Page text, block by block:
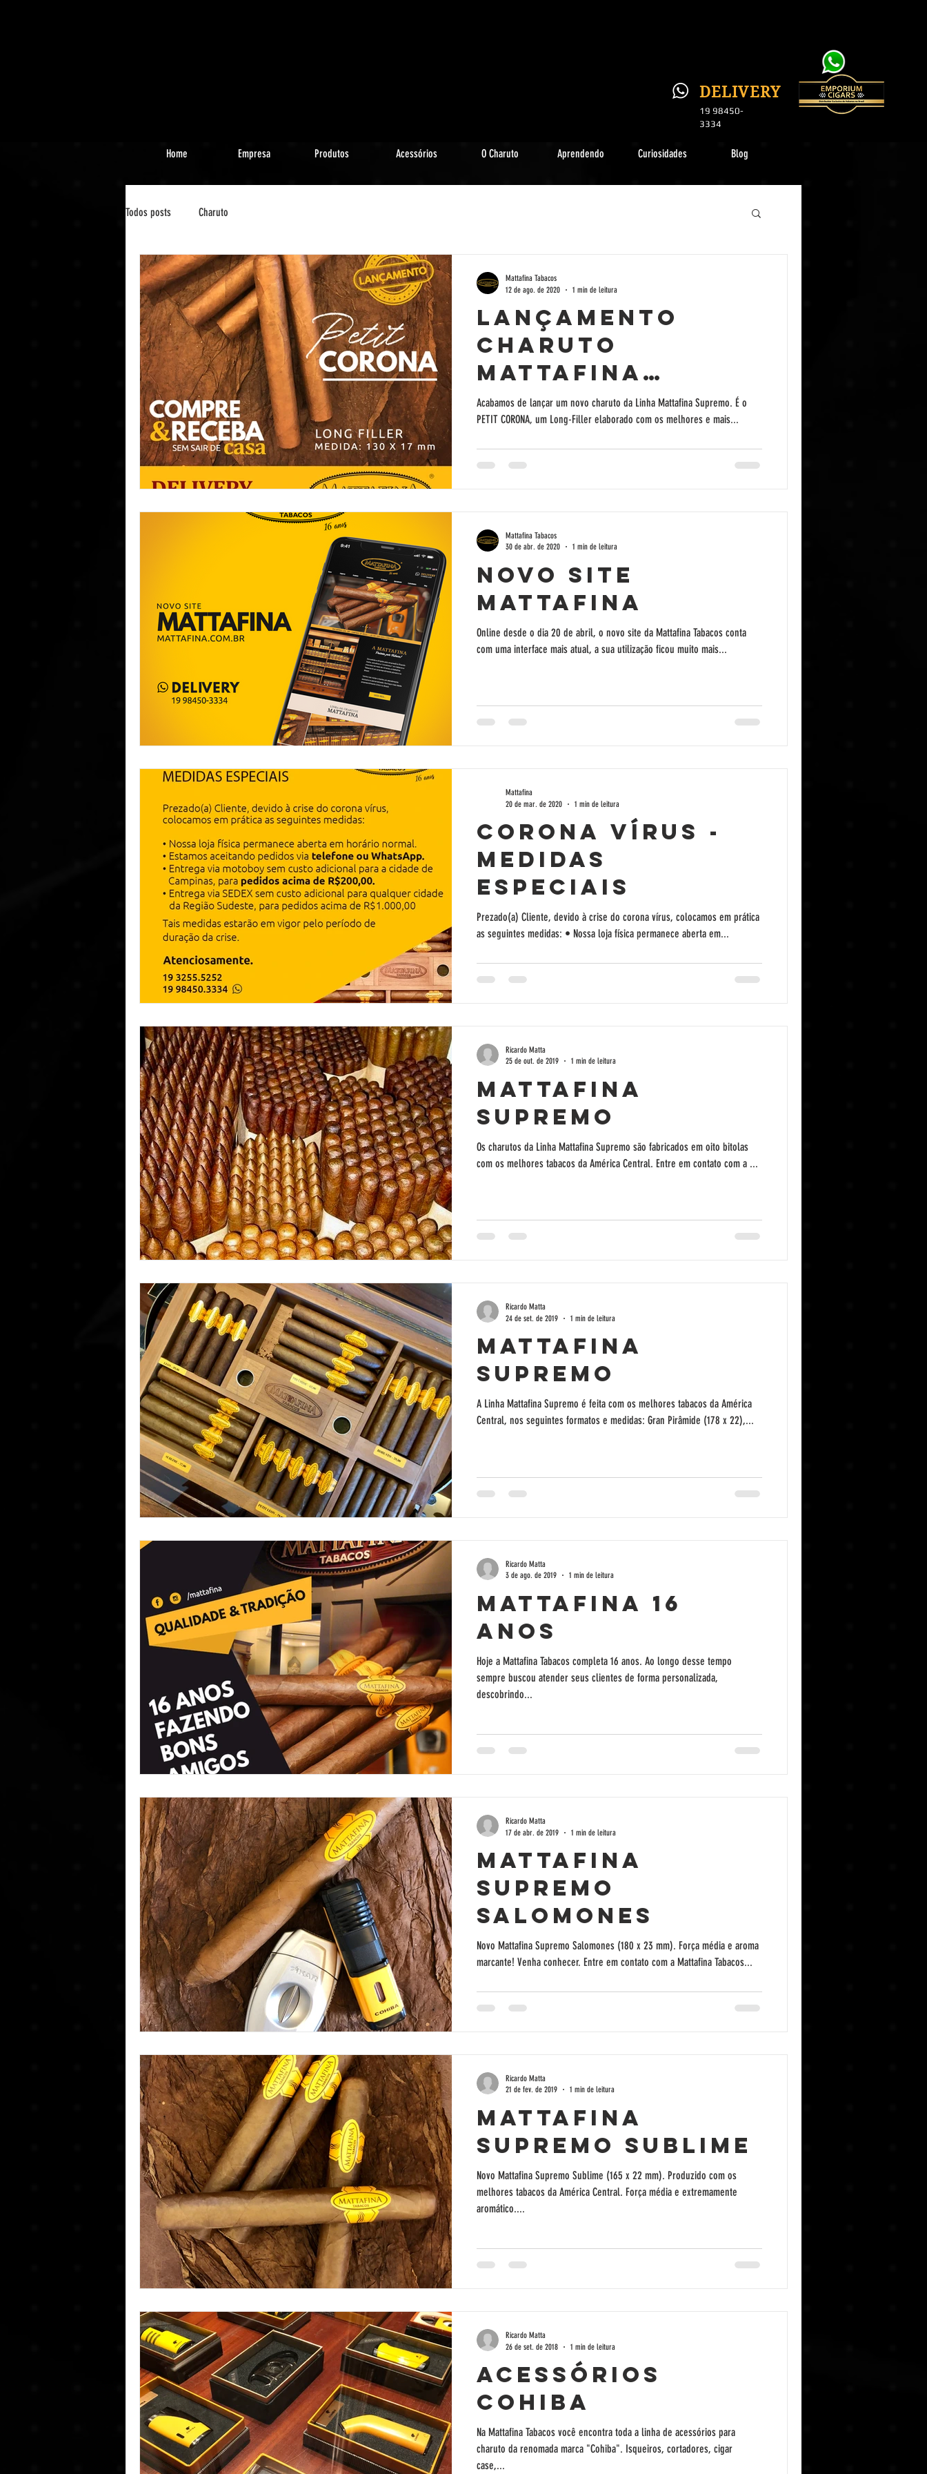
22
ANO S
DELIVERY
19 98450-
3334
Home Empresa Produtos Acessórios O Charuto Aprendendo Curiosidades Blog
Todos posts Charuto
Lançamento
Charuto
Mattafina
Supremo - Petit
Corona
Acabamos de lançar um novo charuto da Linha Mattafina Supremo. É o
PETIT CORONA, um Long-Filler elaborado com os melhores e mais...
Mattafina Tabacos
12 de ago. de 2020
1 min de leitura
Novo site
Mattafina
Online desde o dia 20 de abril, o novo site da Mattafina Tabacos conta
com uma interface mais atual, a sua utilização ficou muito mais...
Mattafina Tabacos
30 de abr. de 2020
1 min de leitura
CORONA VÍRUS -
MEDIDAS
ESPECIAIS
Prezado(a) Cliente, devido à crise do corona vírus, colocamos em prática
as seguintes medidas: • Nossa loja física permanece aberta em...
Mattafina
20 de mar. de 2020
1 min de leitura
Mattafina
Supremo
Os charutos da Linha Mattafina Supremo são fabricados em oito bitolas
com os melhores tabacos da América Central. Entre em contato com a ...
Ricardo Matta
25 de out. de 2019
1 min de leitura
Mattafina
Supremo
A Linha Mattafina Supremo é feita com os melhores tabacos da América
Central, nos seguintes formatos e medidas: Gran Pirâmide (178 x 22),...
Ricardo Matta
24 de set. de 2019
1 min de leitura
Mattafina 16
anos
Hoje a Mattafina Tabacos completa 16 anos. Ao longo desse tempo
sempre buscou atender seus clientes de forma personalizada,
descobrindo...
Ricardo Matta
3 de ago. de 2019
1 min de leitura
Mattafina
Supremo
Salomones
Novo Mattafina Supremo Salomones (180 x 23 mm). Força média e aroma
marcante! Venha conhecer. Entre em contato com a Mattafina Tabacos...
Ricardo Matta
17 de abr. de 2019
1 min de leitura
Mattafina
Supremo Sublime
Novo Mattafina Supremo Sublime (165 x 22 mm). Produzido com os
melhores tabacos da América Central. Força média e extremamente
aromático....
Ricardo Matta
21 de fev. de 2019
1 min de leitura
Acessórios
Cohiba
Na Mattafina Tabacos você encontra toda a linha de acessórios para
charuto da renomada marca "Cohiba". Isqueiros, cortadores, cigar
case,...
Ricardo Matta
26 de set. de 2018
1 min de leitura